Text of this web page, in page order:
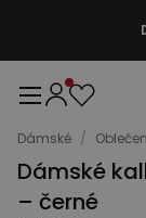
Dámské /
Dámské
– černé